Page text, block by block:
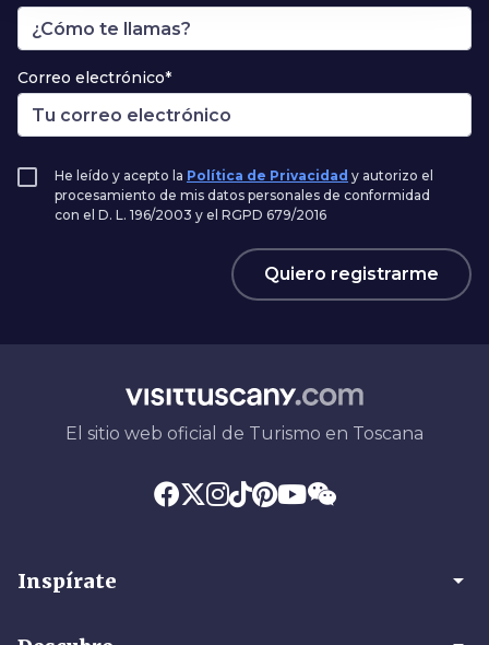
Correo electrónico*
He leído y acepto la Política de Privacidad y autorizo el
procesamiento de mis datos personales de conformidad
con el D. L. 196/2003 y el RGPD 679/2016
Quiero registrarme
El sitio web oficial de Turismo en Toscana
Inspírate arrow_drop_down